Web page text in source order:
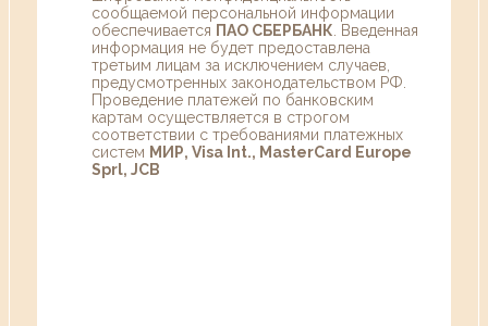
сообщаемой персональной информации
обеспечивается ПАО СБЕРБАНК . Введенная
информация не будет предоставлена
третьим лицам за исключением случаев,
предусмотренных законодательством РФ.
Проведение платежей по банковским
картам осуществляется в строгом
соответствии с требованиями платежных
систем МИР, Visa Int., MasterCard Europe
Sprl, JCB